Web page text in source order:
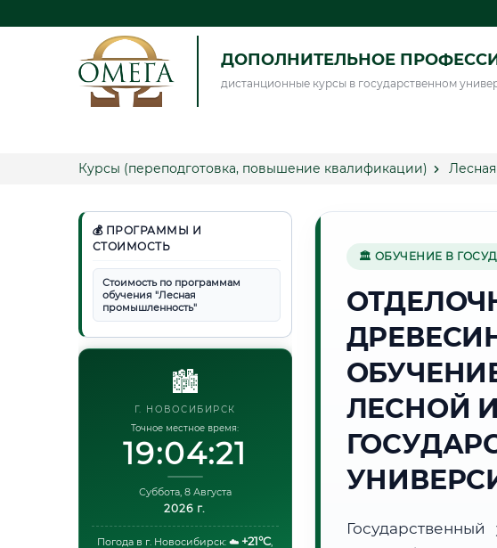
ДОПОЛНИТЕЛЬНОЕ
дистанционные курсы в государственном
Курсы (переподготовка, повышение квалификации)
💰 ПРОГРАММЫ И
СТОИМОСТЬ
Стоимость по программам
обучения "Лесная
промышленность"
🏙️
Г. НОВОСИБИРСК
Точное местное время:
19:04:22
Суббота, 8 Августа
2026 г.
Погода в г. Новосибирск: ☁️ +21°C,
🏛 ОБУЧЕНИЕ В
ЛЕСНОЙ